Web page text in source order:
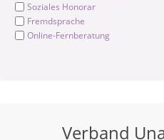
Soziales Honorar
Fremdsprache
Online-Fernberatung
Verband